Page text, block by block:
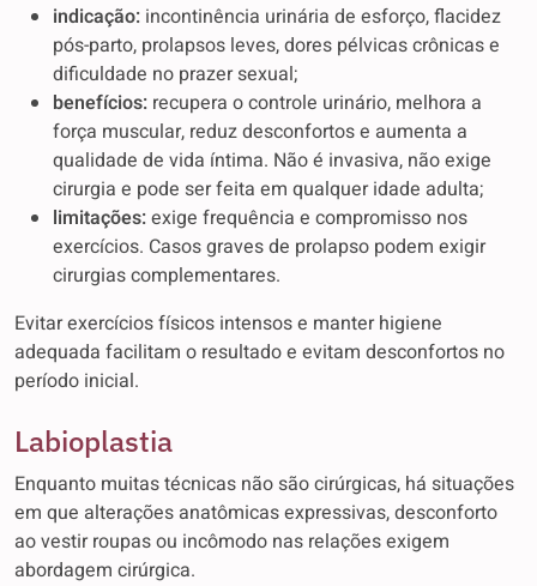
indicação: incontinência urinária de esforço, flacidez
pós-parto, prolapsos leves, dores pélvicas crônicas e
dificuldade no prazer sexual;
benefícios: recupera o controle urinário, melhora a
força muscular, reduz desconfortos e aumenta a
qualidade de vida íntima. Não é invasiva, não exige
cirurgia e pode ser feita em qualquer idade adulta;
limitações:exige frequência e compromisso nos
exercícios. Casos graves de prolapso podem exigir
cirurgias complementares.
Evitar exercícios físicos intensos e manter higiene
adequada facilitam o resultado e evitam desconfortos no
período inicial.
Labioplastia
Enquanto muitas técnicas não são cirúrgicas, há situações
em que alterações anatômicas expressivas, desconforto
ao vestir roupas ou incômodo nas relações exigem
abordagem cirúrgica.